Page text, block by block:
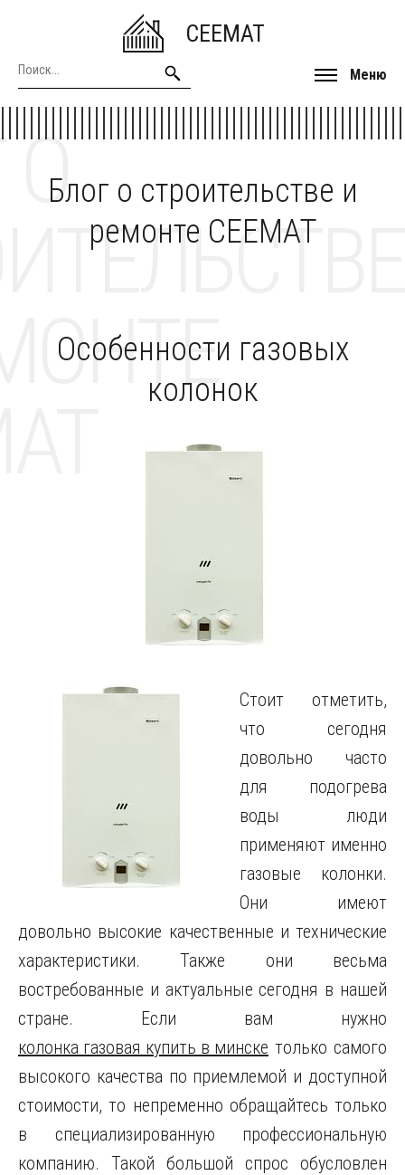
CEEMAT
Меню
Блог о строительстве и
ремонте CEEMAT
О
Особенности газовых
колонок
Стоит отметить,
что сегодня
довольно часто
для подогрева
воды люди
применяют именно
газовые колонки.
Они имеют
довольно высокие качественные и технические
характеристики. Также они весьма
востребованные и актуальные сегодня в нашей
стране. Если вам нужно
колонка газовая купить в минске только самого
высокого качества по приемлемой и доступной
стоимости, то непременно обращайтесь только
в специализированную профессиональную
компанию. Такой большой спрос обусловлен